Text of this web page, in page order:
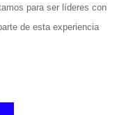
para ser líderes con
de esta experiencia